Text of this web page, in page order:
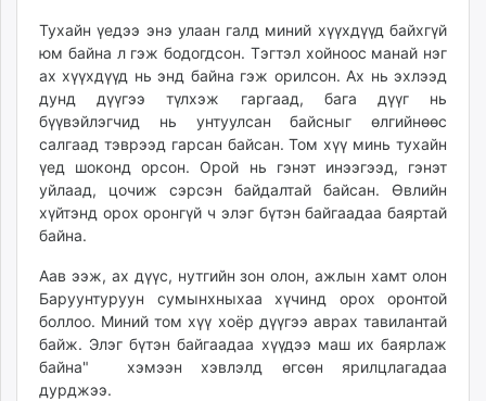
mass.mn
assa.mn
toim.mn
tac.mn
paparazzi.mn
unread.today
Тухайн үедээ энэ улаан галд миний хүүхдүүд байхгүй
юм байна л гэж бодогдсон. Тэгтэл хойноос манай нэг
ах хүүхдүүд нь энд байна гэж орилсон. Ах нь эхлээд
дунд дүүгээ түлхэж гаргаад, бага дүүг нь
бүүвэйлэгчид нь унтуулсан байсныг өлгийнөөс
салгаад тэврээд гарсан байсан. Том хүү минь тухайн
үед шоконд орсон. Орой нь гэнэт инээгээд, гэнэт
уйлаад, цочиж сэрсэн байдалтай байсан. Өвлийн
хүйтэнд орох оронгүй ч элэг бүтэн байгаадаа баяртай
байна.
Аав ээж, ах дүүс, нутгийн зон олон, ажлын хамт олон
Баруунтуруун сумынхныхаа хүчинд орох оронтой
боллоо. Миний том хүү хоёр дүүгээ аврах тавилантай
байж. Элэг бүтэн байгаадаа хүүдээ маш их баярлаж
байна" хэмээн хэвлэлд өгсөн ярилцлагадаа
дурджээ.